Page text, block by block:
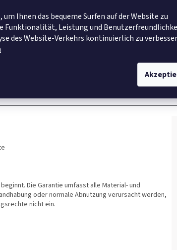
Ihnen das bequeme Surfen auf der Website zu
Funktionalität, Leistung und
des Website-Verkehrs kontinuierlich zu
DETAIL
Die Garantie umfasst alle Material- und
oder normale Abnutzung verursacht werden,
nicht ein.